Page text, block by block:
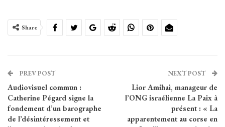
Share
PREV POST
Audiovisuel commun :
Catherine Pégard signe la
fondement d’un barographe
de l’désintéressement et
NEXT POST
Lior Amihai, manageur de
l’ONG israélienne La Paix à
présent : « La
apparentement au corse en